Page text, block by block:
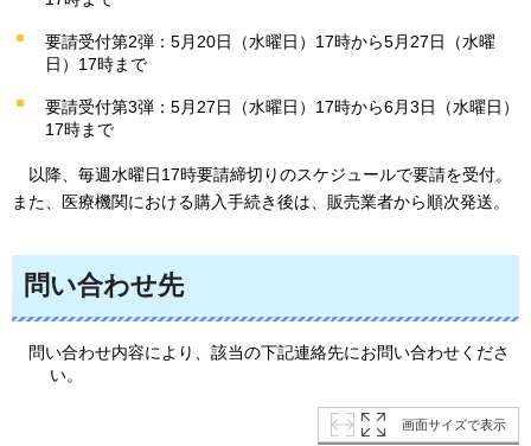
要請受付第2弾：5月20日（水曜日）17時から5月27日（水曜
日）17時まで
要請受付第3弾：5月27日（水曜日）17時から6月3日（水曜日）
17時まで
以降、毎週水曜日17時要請締切りのスケジュールで要請を受付。
また、医療機関における購入手続き後は、販売業者から順次発送。
問い合わせ先
問い合わせ内容により、該当の下記連絡先にお問い合わせくださ
い。
画面サイズで表示